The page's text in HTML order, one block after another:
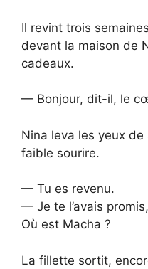
Il revint trois
devant la maison de
cadeaux.
— Bonjour, dit-il, le
Nina leva les yeux
faible sourire.
— Tu es revenu.
— Je te l’avais
Où est Macha ?
La fillette sortit,